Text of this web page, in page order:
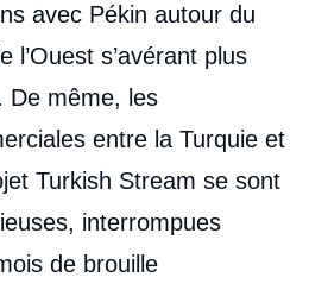
avec Pékin autour du
l’Ouest s’avérant plus
De même, les
entre la Turquie et
Turkish Stream se sont
interrompues
de brouille